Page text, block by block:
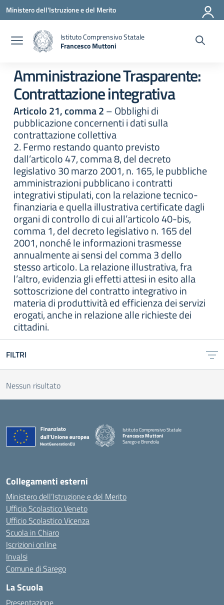
Vai ai contenuti
Vai al menu di navigazione
Vai al footer
Ministero dell'Istruzione e del Merito
Istituto Comprensivo Statale
Francesco Muttoni
Amministrazione Trasparente:
Contrattazione integrativa
Articolo 21, comma 2– Obblighi di
pubblicazione concernenti i dati sulla
contrattazione collettiva
2. Fermo restando quanto previsto
dall’articolo 47, comma 8, del decreto
legislativo 30 marzo 2001, n. 165, le pubbliche
amministrazioni pubblicano i contratti
integrativi stipulati, con la relazione tecnico-
finanziaria e quella illustrativa certificate dagli
organi di controllo di cui all’articolo 40-bis,
comma 1, del decreto legislativo n. 165 del
2001, nonché le informazioni trasmesse
annualmente ai sensi del comma 3 dello
stesso articolo. La relazione illustrativa, fra
l’altro, evidenzia gli effetti attesi in esito alla
sottoscrizione del contratto integrativo in
materia di produttività ed efficienza dei servizi
erogati, anche in relazione alle richieste dei
cittadini.
FILTRI
Nessun risultato
Istituto Comprensivo Statale
Francesco Muttoni
Sarego e Brendola
— Visita la pagina iniziale della scuola
Collegamenti esterni
Ministero dell’Istruzione e del Merito
Ufficio Scolastico Veneto
Ufficio Scolastico Vicenza
Scuola in Chiaro
Iscrizioni online
Invalsi
Comune di Sarego
La Scuola
Presentazione